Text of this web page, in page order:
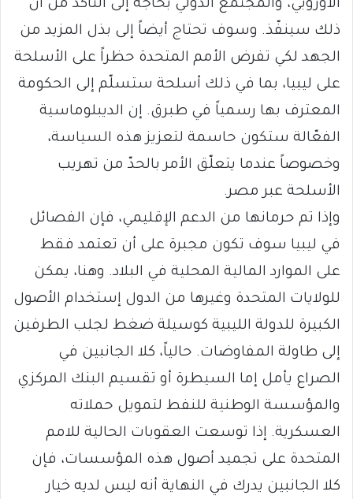
الأوروبي، والمجتمع الدولي بحاجة إلى التأكد من أن
ذلك سينفّذ. وسوف تحتاج أيضاً إلى بذل المزيد من
الجهد لكي تفرض الأمم المتحدة حظراً على الأسلحة
على ليبيا، بما في ذلك أسلحة ستسلّم إلى الحكومة
المعترف بها رسمياً في طبرق. إن الديبلوماسية
الفعّالة ستكون حاسمة لتعزيز هذه السياسة،
وخصوصاً عندما يتعلّق الأمر بالحدّ من تهريب
الأسلحة عبر مصر.
وإذا تم حرمانها من الدعم الإقليمي، فإن الفصائل
في ليبيا سوف تكون مجبرة على أن تعتمد فقط
على الموارد المالية المحلية في البلاد. وهنا، يمكن
للولايات المتحدة وغيرها من الدول إستخدام الأصول
الكبيرة للدولة الليبية كوسيلة ضغط لجلب الطرفين
إلى طاولة المفاوضات. حالياً، كلا الجانبين في
الصراع يأمل إما السيطرة أو تقسيم البنك المركزي
والمؤسسة الوطنية للنفط لتمويل حملاته
العسكرية. إذا توسعت العقوبات الحالية للامم
المتحدة على تجميد أصول هذه المؤسسات، فإن
كلا الجانبين يدرك في النهاية أنه ليس لديه خيار